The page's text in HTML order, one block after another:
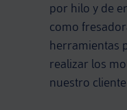
por hilo y de
como
herramientas
realizar los
nuestro